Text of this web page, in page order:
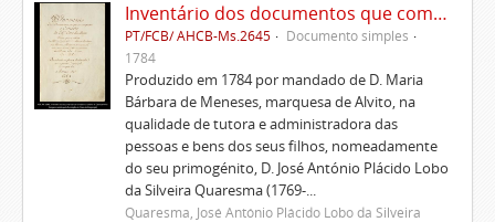
Inventário dos documentos que compõem o cartório da Casa de Alvito
PT/FCB/ AHCB-Ms.2645
Documento simples
1784
Produzido em 1784 por mandado de D. Maria
Bárbara de Meneses, marquesa de Alvito, na
qualidade de tutora e administradora das
pessoas e bens dos seus filhos, nomeadamente
do seu primogénito, D. José António Plácido Lobo
da Silveira Quaresma (1769-...
Quaresma, José António Plácido Lobo da Silveira